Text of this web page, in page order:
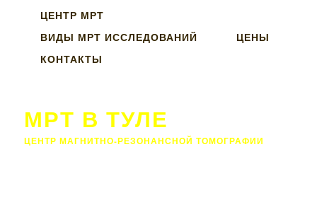
ЦЕНТР МРТ
ВИДЫ МРТ ИССЛЕДОВАНИЙ
ЦЕНЫ
КОНТАКТЫ
МРТ В ТУЛЕ
ЦЕНТР МАГНИТНО-РЕЗОНАНСНОЙ ТОМОГРАФИИ